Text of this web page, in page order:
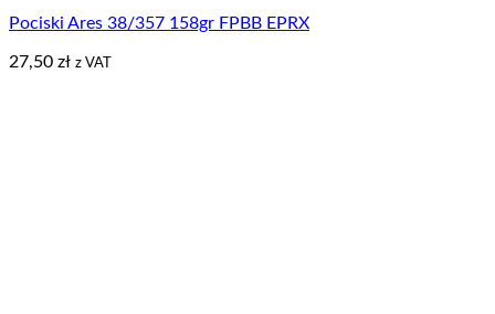
Pociski Ares 38/357 158gr FPBB EPRX
27,50 zł z VAT